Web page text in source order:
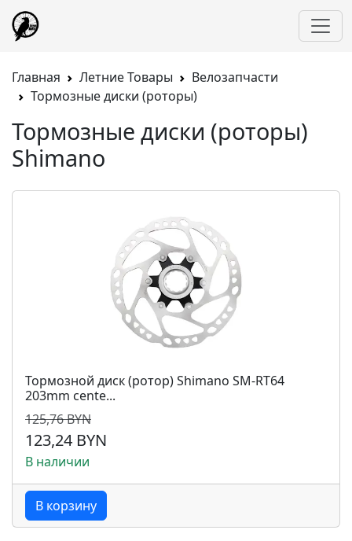
Главная Летние Товары
Велозапчасти
Тормозные диски (роторы)
Тормозные диски (роторы)
Shimano
Тормозной диск (ротор) Shimano SM-RT64
203mm cente...
125,76 BYN
123,24 BYN
В наличии
В корзину